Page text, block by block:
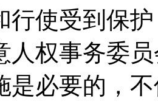
行使受到保
人权事务委
是必要的，